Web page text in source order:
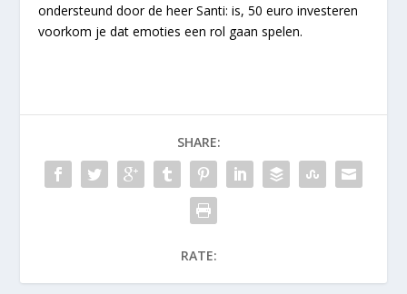
ondersteund door de heer Santi: is, 50 euro investeren
voorkom je dat emoties een rol gaan spelen.
SHARE:
RATE: